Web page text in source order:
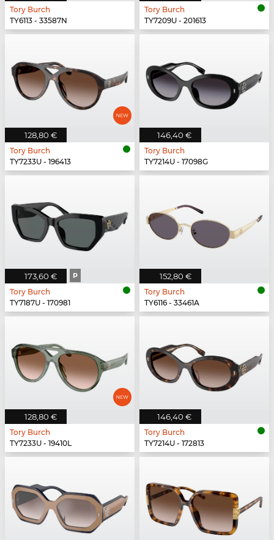
Tory Burch
TY6113 - 33587N
Tory Burch
TY7209U - 201613
128,80 €
Tory Burch
TY7233U - 196413
146,40 €
Tory Burch
TY7214U - 17098G
173,60 € P
Tory Burch
TY7187U - 170981
152,80 €
Tory Burch
TY6116 - 33461A
128,80 €
Tory Burch
TY7233U - 19410L
146,40 €
Tory Burch
TY7214U - 172813